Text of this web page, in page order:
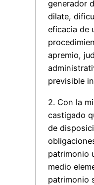
generador
dilate,
eficacia de
apremio,
previsible
2. Con la
castigado
de
patrimonio
medio
patrimonio